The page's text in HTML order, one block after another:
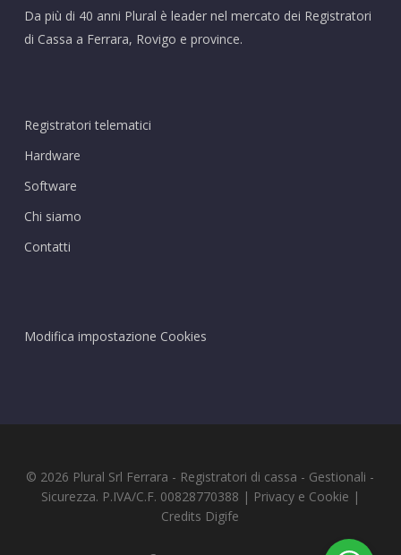
Da più di 40 anni Plural è leader nel mercato dei Registratori
di Cassa a Ferrara, Rovigo e province.
Registratori telematici
Hardware
Software
Chi siamo
Contatti
Modifica impostazione Cookies
© 2026 Plural Srl Ferrara - Registratori di cassa - Gestionali -
Sicurezza. P.IVA/C.F. 00828770388 | Privacye Cookie |
Credits Digife